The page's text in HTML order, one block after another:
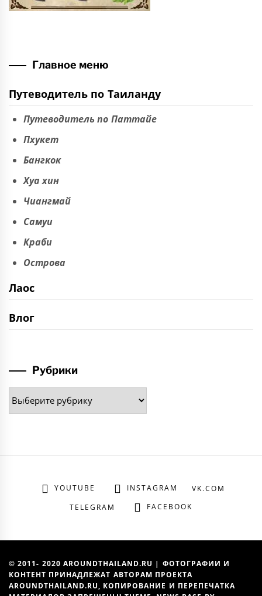
Главное меню
Путеводитель по Таиланду
Путеводитель по Паттайе
Пхукет
Бангкок
Хуа хин
Чиангмай
Самуи
Краби
Острова
Лаос
Влог
Рубрики
Рубрики
YOUTUBE INSTAGRAM
VK.COM
TELEGRAM
FACEBOOK
© 2011- 2020 AROUNDTHAILAND.RU | ФОТОГРАФИИ И
КОНТЕНТ ПРИНАДЛЕЖАТ АВТОРАМ ПРОЕКТА
AROUNDTHAILAND.RU, КОПИРОВАНИЕ И ПЕРЕПЕЧАТКА